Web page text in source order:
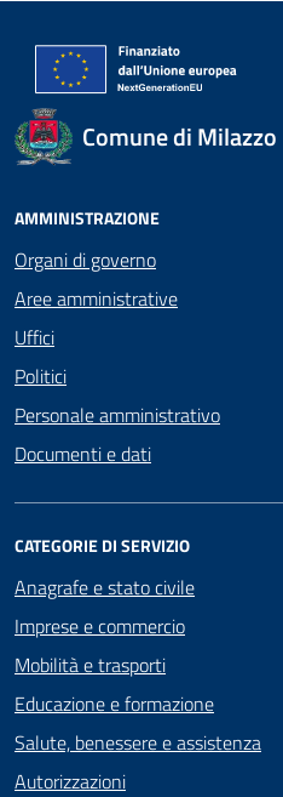
Comune di Milazzo
AMMINISTRAZIONE
Organi di governo
Aree amministrative
Uffici
Politici
Personale amministrativo
Documenti e dati
CATEGORIE DI SERVIZIO
Anagrafe e stato civile
Imprese e commercio
Mobilità e trasporti
Educazione e formazione
Salute, benessere e assistenza
Autorizzazioni